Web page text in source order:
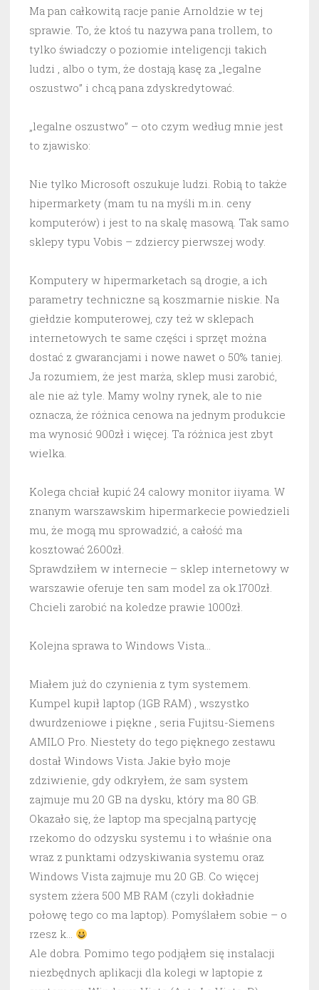
Ma pan całkowitą racje panie Arnoldzie w tej
sprawie. To, że ktoś tu nazywa pana trollem, to
tylko świadczy o poziomie inteligencji takich
ludzi , albo o tym, że dostają kasę za „legalne
oszustwo” i chcą pana zdyskredytować.
„legalne oszustwo” – oto czym według mnie jest
to zjawisko:
Nie tylko Microsoft oszukuje ludzi. Robią to także
hipermarkety (mam tu na myśli m.in. ceny
komputerów) i jest to na skalę masową. Tak samo
sklepy typu Vobis – zdziercy pierwszej wody.
Komputery w hipermarketach są drogie, a ich
parametry techniczne są koszmarnie niskie. Na
giełdzie komputerowej, czy też w sklepach
internetowych te same części i sprzęt można
dostać z gwarancjami i nowe nawet o 50% taniej.
Ja rozumiem, że jest marża, sklep musi zarobić,
ale nie aż tyle. Mamy wolny rynek, ale to nie
oznacza, że różnica cenowa na jednym produkcie
ma wynosić 900zł i więcej. Ta różnica jest zbyt
wielka.
Kolega chciał kupić 24 calowy monitor iiyama. W
znanym warszawskim hipermarkecie powiedzieli
mu, że mogą mu sprowadzić, a całość ma
kosztować 2600zł.
Sprawdziłem w internecie – sklep internetowy w
warszawie oferuje ten sam model za ok.1700zł.
Chcieli zarobić na koledze prawie 1000zł.
Kolejna sprawa to Windows Vista…
Miałem już do czynienia z tym systemem.
Kumpel kupił laptop (1GB RAM) , wszystko
dwurdzeniowe i piękne , seria Fujitsu-Siemens
AMILO Pro. Niestety do tego pięknego zestawu
dostał Windows Vista. Jakie było moje
zdziwienie, gdy odkryłem, że sam system
zajmuje mu 20 GB na dysku, który ma 80 GB.
Okazało się, że laptop ma specjalną partycję
rzekomo do odzysku systemu i to właśnie ona
wraz z punktami odzyskiwania systemu oraz
Windows Vista zajmuje mu 20 GB. Co więcej
system zżera 500 MB RAM (czyli dokładnie
połowę tego co ma laptop). Pomyślałem sobie – o
rzesz k…
Ale dobra. Pomimo tego podjąłem się instalacji
niezbędnych aplikacji dla kolegi w laptopie z